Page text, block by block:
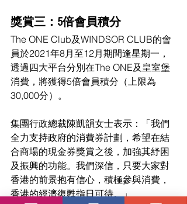
獎賞三：5倍會員積分
The ONE Club及WINDSOR CLUB的會
員於2021年8月至12月期間逢星期一，
透過四大平台分別在The ONE及皇室堡
消費，將獲得5倍會員積分（上限為
30,000分）。
集團行政總裁陳凱韻女士表示：「我們
全力支持政府的消費券計劃，希望在結
合商場的現金券獎賞之後，加強其紓困
及振興的功能。我們深信，只要大家對
香港的前景抱有信心，積極參與消費，
香港的經濟復甦指日可待。」